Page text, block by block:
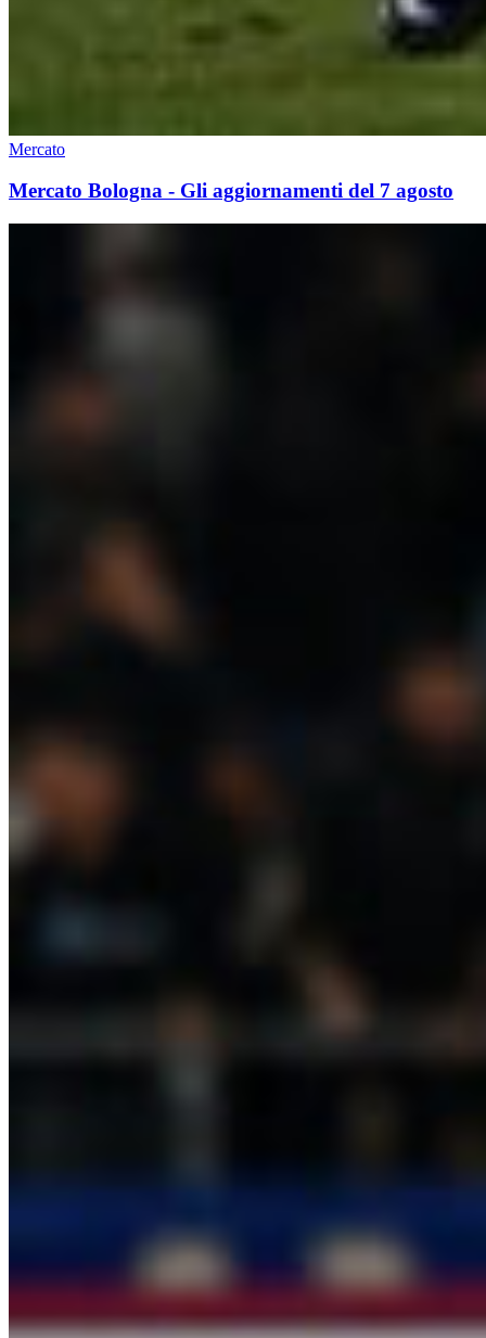
Mercato
Mercato Bologna - Gli aggiornamenti del 7 agosto